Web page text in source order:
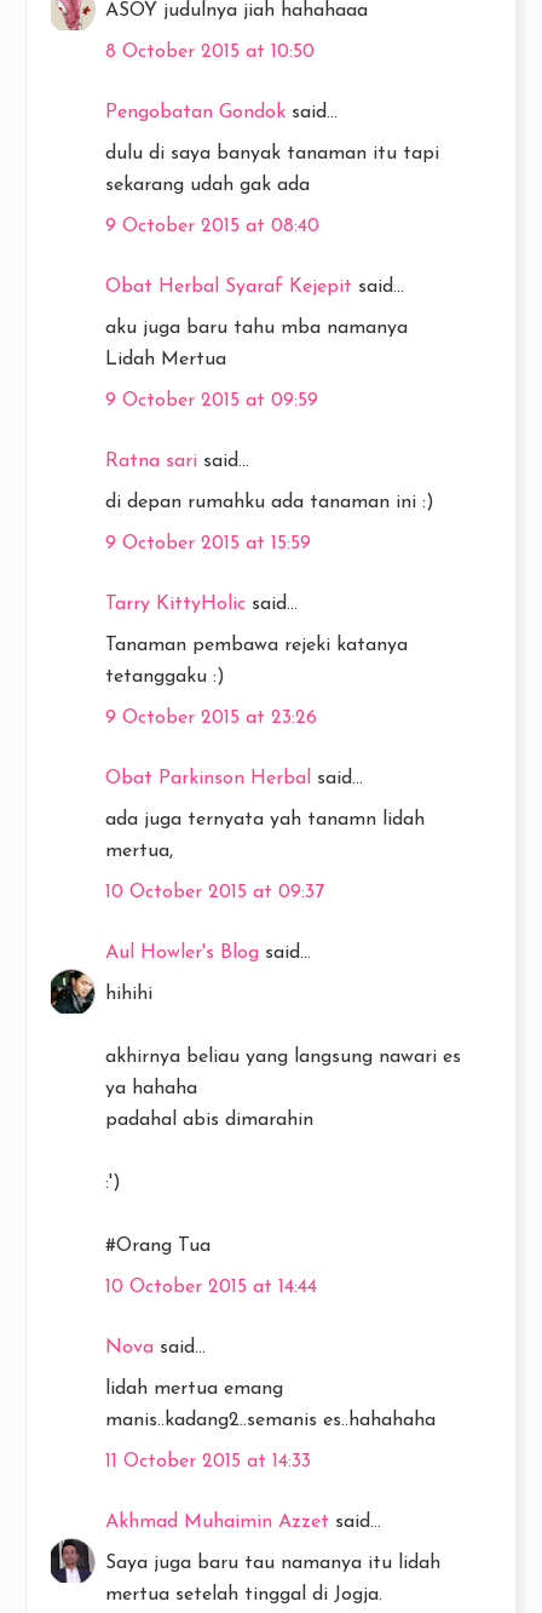
ASOY judulnya jiah hahahaaa
8 October 2015 at 10:50
Pengobatan Gondok said...
dulu di saya banyak tanaman itu tapi
sekarang udah gak ada
9 October 2015 at 08:40
Obat Herbal Syaraf Kejepit said...
aku juga baru tahu mba namanya
Lidah Mertua
9 October 2015 at 09:59
Ratna sari said...
di depan rumahku ada tanaman ini :)
9 October 2015 at 15:59
Tarry KittyHolic said...
Tanaman pembawa rejeki katanya
tetanggaku :)
9 October 2015 at 23:26
Obat Parkinson Herbal said...
ada juga ternyata yah tanamn lidah
mertua,
10 October 2015 at 09:37
Aul Howler's Blog said...
hihihi
akhirnya beliau yang langsung nawari es
ya hahaha
padahal abis dimarahin
:')
#Orang Tua
10 October 2015 at 14:44
Nova said...
lidah mertua emang
manis..kadang2..semanis es..hahahaha
11 October 2015 at 14:33
Akhmad Muhaimin Azzet said...
Saya juga baru tau namanya itu lidah
mertua setelah tinggal di Jogja.